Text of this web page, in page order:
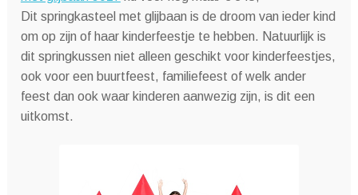
Dit springkasteel met glijbaan is de droom van ieder kind
om op zijn of haar kinderfeestje te hebben. Natuurlijk is
dit springkussen niet alleen geschikt voor kinderfeestjes,
ook voor een buurtfeest, familiefeest of welk ander
feest dan ook waar kinderen aanwezig zijn, is dit een
uitkomst.